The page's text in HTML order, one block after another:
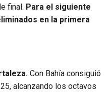
final. Para el siguiente
en la primera
Con Bahía consiguió
alcanzando los octavos